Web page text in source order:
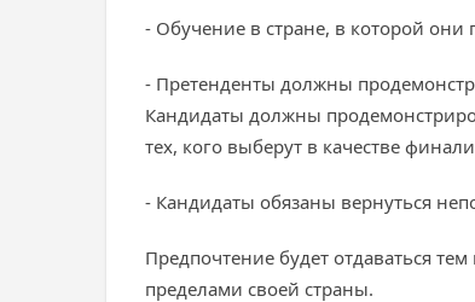
- Обучение в стране, в которой они
- Претенденты должны
Кандидаты должны
тех, кого выберут в качестве
- Кандидаты обязаны вернуться
Предпочтение будет отдаваться
пределами своей страны.